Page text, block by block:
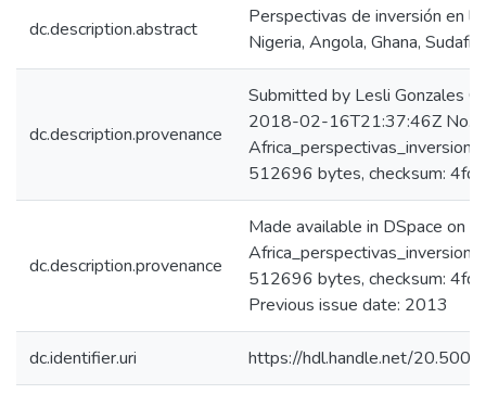
dc.description.abstract
Perspectivas de inversión en
Nigeria, Angola, Ghana,
dc.description.provenance
Submitted by Lesli Gonzales
2018-02-16T21:37:46Z No.
512696 bytes, checksum:
dc.description.provenance
Made available in DSpace on
512696 bytes, checksum:
Previous issue date: 2013
dc.identifier.uri https://hdl.handle.net/